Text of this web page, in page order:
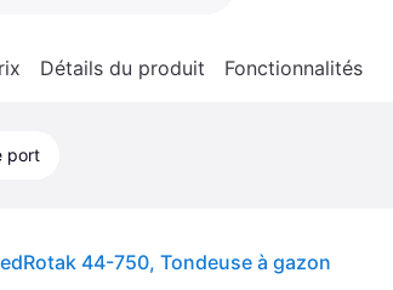
Détails du produit Fonctionnalités
port
44-750, Tondeuse à gazon